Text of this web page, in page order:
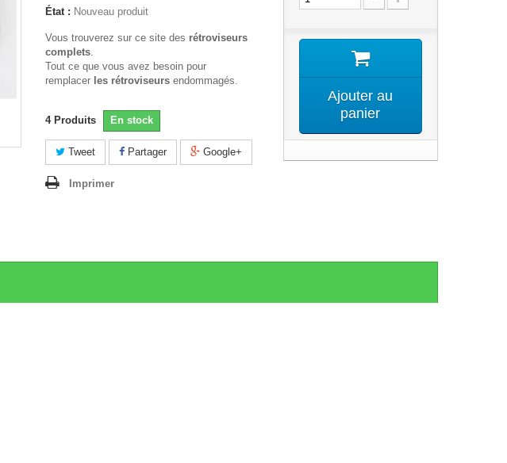
État : Nouveau produit
Vous trouverez sur ce site des rétroviseurs
complets.
Tout ce que vous avez besoin pour
remplacer les rétroviseurs endommagés.
4 Produits En stock
Tweet Partager Google+
Imprimer
Ajouter au
panier